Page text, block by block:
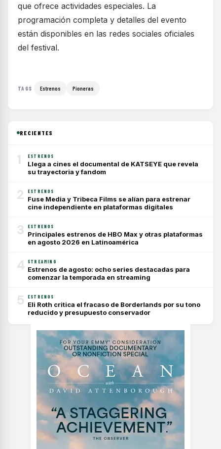
que ofrece actividades especiales. La
programación completa y detalles del evento
están disponibles en las redes sociales oficiales
del festival.
TAGS Estrenos Pioneras
RECIENTES
1 ESTRENOS
Llega a cines el documental de KATSEYE que revela
su trayectoria y fandom
2 ESTRENOS
Fuse Media y Tribeca Films se alían para estrenar
cine independiente en plataformas digitales
3 ESTRENOS
Principales estrenos de HBO Max y otras plataformas
en agosto 2026 en Latinoamérica
4 STREAMING
Estrenos de agosto: ocho series destacadas para
comenzar la temporada en streaming
5 ESTRENOS
Eli Roth critica el fracaso de Borderlands por su tono
reducido y presupuesto conservador